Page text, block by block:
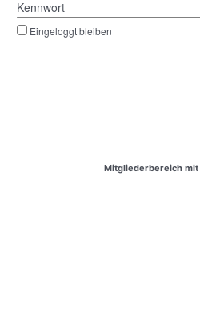
Kennwort
Eingeloggt bleiben
Mitgliederbereich mit